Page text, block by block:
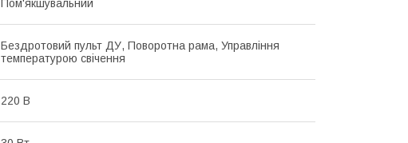
Пом'якшувальний
Бездротовий пульт ДУ, Поворотна рама, Управління
температурою свічення
220 В